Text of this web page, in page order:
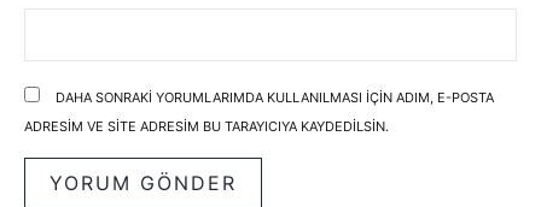
DAHA SONRAKI YORUMLARIMDA KULLANILMASI IÇIN ADIM, E-POSTA
ADRESIM VE SITE ADRESIM BU TARAYICIYA KAYDEDILSIN.